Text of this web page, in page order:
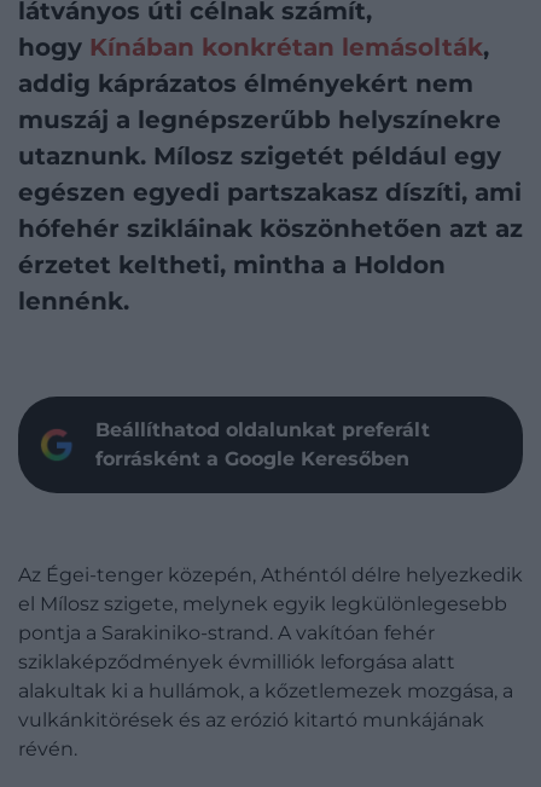
látványos úti célnak számít,
hogy Kínában konkrétan lemásolták,
addig káprázatos élményekért nem
muszáj a legnépszerűbb helyszínekre
utaznunk. Mílosz szigetét például egy
egészen egyedi partszakasz díszíti, ami
hófehér szikláinak köszönhetően azt az
érzetet keltheti, mintha a Holdon
lennénk.
Beállíthatod oldalunkat preferált
forrásként a Google Keresőben
Az Égei-tenger közepén, Athéntól délre helyezkedik
el Mílosz szigete, melynek egyik legkülönlegesebb
pontja a Sarakiniko-strand. A vakítóan fehér
sziklaképződmények évmilliók leforgása alatt
alakultak ki a hullámok, a kőzetlemezek mozgása, a
vulkánkitörések és az erózió kitartó munkájának
révén.